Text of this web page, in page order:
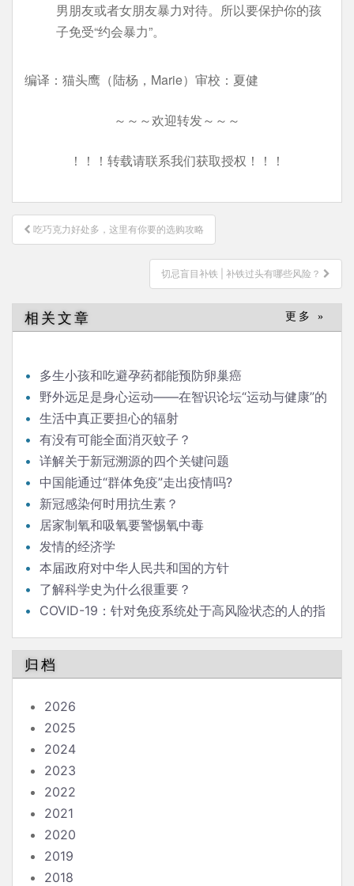
男朋友或者女朋友暴力对待。所以要保护你的孩
子免受“约会暴力”。
编译：猫头鹰（陆杨，Marie）审校：夏健
～～～欢迎转发～～～
！！！转载请联系我们获取授权！！！
文
章
吃巧克力好处多，这里有你要的选购攻略
切忌盲目补铁 | 补铁过头有哪些风险？
相关文章 更多 »
多生小孩和吃避孕药都能预防卵巢癌
野外远足是身心运动——在智识论坛“运动与健康”的
发言生活中真正要担心的辐射
有没有可能全面消灭蚊子？
详解关于新冠溯源的四个关键问题
中国能通过“群体免疫”走出疫情吗?
新冠感染何时用抗生素？
居家制氧和吸氧要警惕氧中毒
发情的经济学
本届政府对中华人民共和国的方针
了解科学史为什么很重要？
COVID-19：针对免疫系统处于高风险状态的人的指
归档
2026
2025
2024
2023
2022
2021
2020
2019
2018